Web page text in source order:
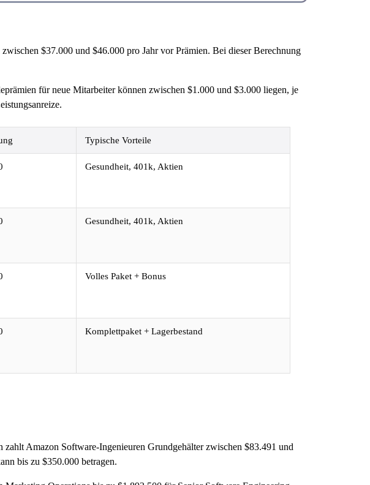
$37.000 und $46.000 pro Jahr vor Prämien. Bei dieser Berechnung
für neue Mitarbeiter können zwischen $1.000 und $3.000 liegen, je
Typische Vorteile
Gesundheit, 401k, Aktien
Gesundheit, 401k, Aktien
Volles Paket + Bonus
Komplettpaket + Lagerbestand
Amazon Software-Ingenieuren Grundgehälter zwischen $83.491 und
bis zu $350.000 betragen.